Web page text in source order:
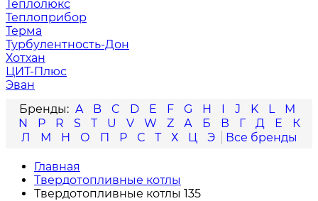
Теплолюкс
Теплоприбор
Терма
Турбулентность-Дон
Хотхан
ЦИТ-Плюс
Эван
A
B C D E F G H I J K L
M
N
P R S T U V W Z А Б В Г Д Е
К
Л
М Н О П Р С Т Х Ц Э
Главная
Твердотопливные котлы
Твердотопливные котлы 135